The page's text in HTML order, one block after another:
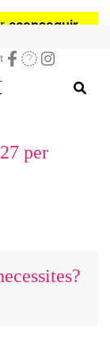
aconseguir
per